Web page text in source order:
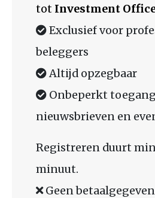
tot Investment
Exclusief voor
beleggers
Altijd opzegbaar
Onbeperkt
nieuwsbrieven en
Registreren duurt
minuut.
Geen